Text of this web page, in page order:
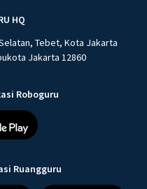
HQ
Tebet, Kota Jakarta
Jakarta 12860
Roboguru
Ruangguru